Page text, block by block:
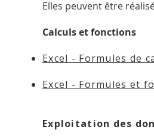
Elles peuvent être
Calculs et fonctions
Excel - Formules de
Excel - Formules et
Exploitation des